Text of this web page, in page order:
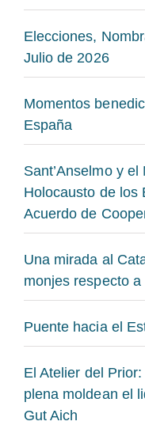
Elecciones,
Julio de 2026
Momentos
España
Sant’Anselmo y
Holocausto de los
Acuerdo de
Una mirada al
monjes respecto a
Puente hacia el
El Atelier del
plena moldean el
Gut Aich